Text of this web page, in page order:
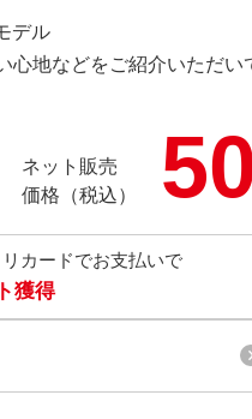
デル
心地などをご紹介いただい
ネット販売
価格（税込）
カードでお支払いで
獲得